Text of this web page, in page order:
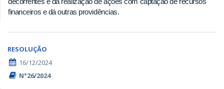
financeiros e dá outras providências.
RESOLUÇÃO
16/12/2024
N°26/2024